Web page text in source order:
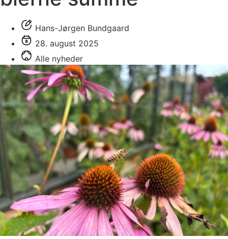
Hans-Jørgen Bundgaard
28. august 2025
Alle nyheder